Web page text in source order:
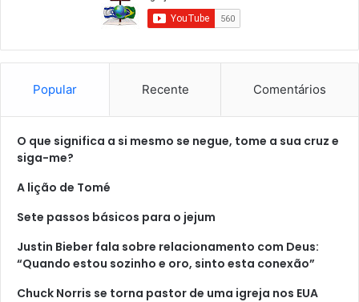
Popular Recente Comentários
O que significa a si mesmo se negue, tome a sua cruz e
siga-me?
A lição de Tomé
Sete passos básicos para o jejum
Justin Bieber fala sobre relacionamento com Deus:
“Quando estou sozinho e oro, sinto esta conexão”
Chuck Norris se torna pastor de uma igreja nos EUA